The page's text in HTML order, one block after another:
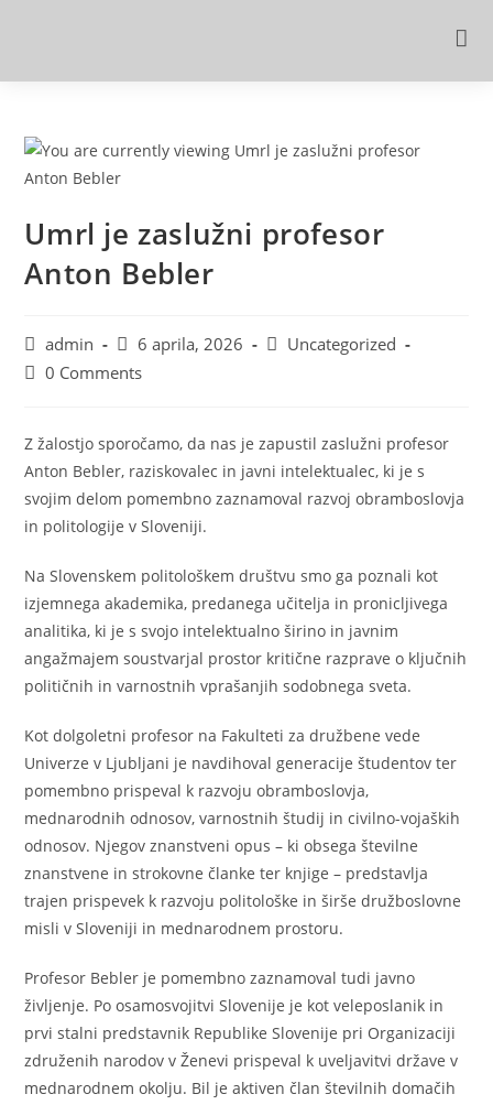
Umrl je zaslužni profesor
Anton Bebler
admin 6 aprila, 2026
Uncategorized
0 Comments
Z žalostjo sporočamo, da nas je zapustil zaslužni profesor
Anton Bebler, raziskovalec in javni intelektualec, ki je s
svojim delom pomembno zaznamoval razvoj obramboslovja
in politologije v Sloveniji.
Na Slovenskem politološkem društvu smo ga poznali kot
izjemnega akademika, predanega učitelja in pronicljivega
analitika, ki je s svojo intelektualno širino in javnim
angažmajem soustvarjal prostor kritične razprave o ključnih
političnih in varnostnih vprašanjih sodobnega sveta.
Kot dolgoletni profesor na Fakulteti za družbene vede
Univerze v Ljubljani je navdihoval generacije študentov ter
pomembno prispeval k razvoju obramboslovja,
mednarodnih odnosov, varnostnih študij in civilno-vojaških
odnosov. Njegov znanstveni opus – ki obsega številne
znanstvene in strokovne članke ter knjige – predstavlja
trajen prispevek k razvoju politološke in širše družboslovne
misli v Sloveniji in mednarodnem prostoru.
Profesor Bebler je pomembno zaznamoval tudi javno
življenje. Po osamosvojitvi Slovenije je kot veleposlanik in
prvi stalni predstavnik Republike Slovenije pri Organizaciji
združenih narodov v Ženevi prispeval k uveljavitvi države v
mednarodnem okolju. Bil je aktiven član številnih domačih